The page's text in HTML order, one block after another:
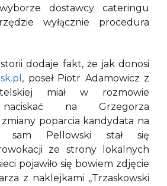
dostawcy cateringu
wyłącznie procedura
dodaje fakt, że jak donosi
, poseł Piotr Adamowicz z
miał w rozmowie
na Grzegorza
poparcia kandydata na
sam Pellowski stał się
ze strony lokalnych
pojawiło się bowiem zdjęcie
z naklejkami ,,Trzaskowski